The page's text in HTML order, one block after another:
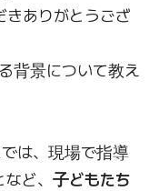
ありがとうござ
背景について教え
は、現場で指導
ど、 子どもたち